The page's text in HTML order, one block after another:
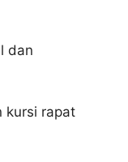
dan
kursi rapat